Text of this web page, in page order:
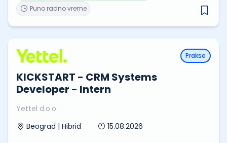
Puno radno vreme
Prakse
KICKSTART - CRM Systems
Developer - Intern
Yettel d.o.o.
Beograd | Hibrid
15.08.2026